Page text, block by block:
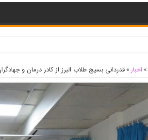
» اخبار » قدردانی بسیج طلاب البرز از کادر درمان و